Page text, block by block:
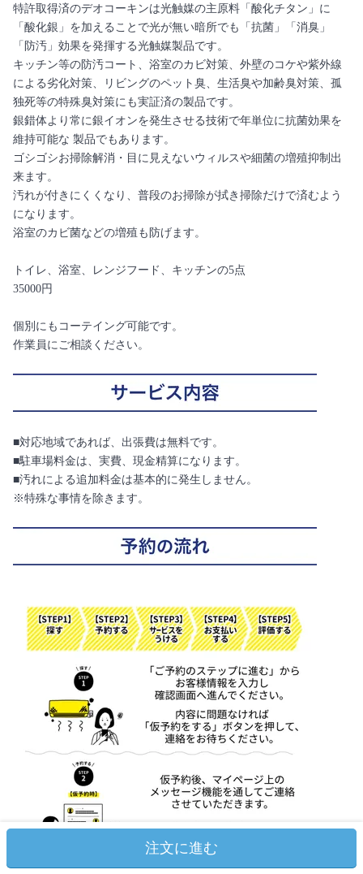
特許取得済のデオコーキンは光触媒の主原料「酸化チタン」に
「酸化銀」を加えることで光が無い暗所でも「抗菌」「消臭」
「防汚」効果を発揮する光触媒製品です。
キッチン等の防汚コート、浴室のカビ対策、外壁のコケや紫外線
による劣化対策、リビングのペット臭、生活臭や加齢臭対策、孤
独死等の特殊臭対策にも実証済の製品です。
銀錯体より常に銀イオンを発⽣させる技術で年単位に抗菌効果を
維持可能な 製品でもあります。
ゴシゴシお掃除解消・目に見えないウィルスや細菌の増殖抑制出
来ます。
汚れが付きにくくなり、普段のお掃除が拭き掃除だけで済むよう
になります。
浴室のカビ菌などの増殖も防げます。
トイレ、浴室、レンジフード、キッチンの5点
35000円
個別にもコーテイング可能です。
作業員にご相談ください。
■対応地域であれば、出張費は無料です。
■駐車場料金は、実費、現金精算になります。
■汚れによる追加料金は基本的に発生しません。
※特殊な事情を除きます。
注文に進む